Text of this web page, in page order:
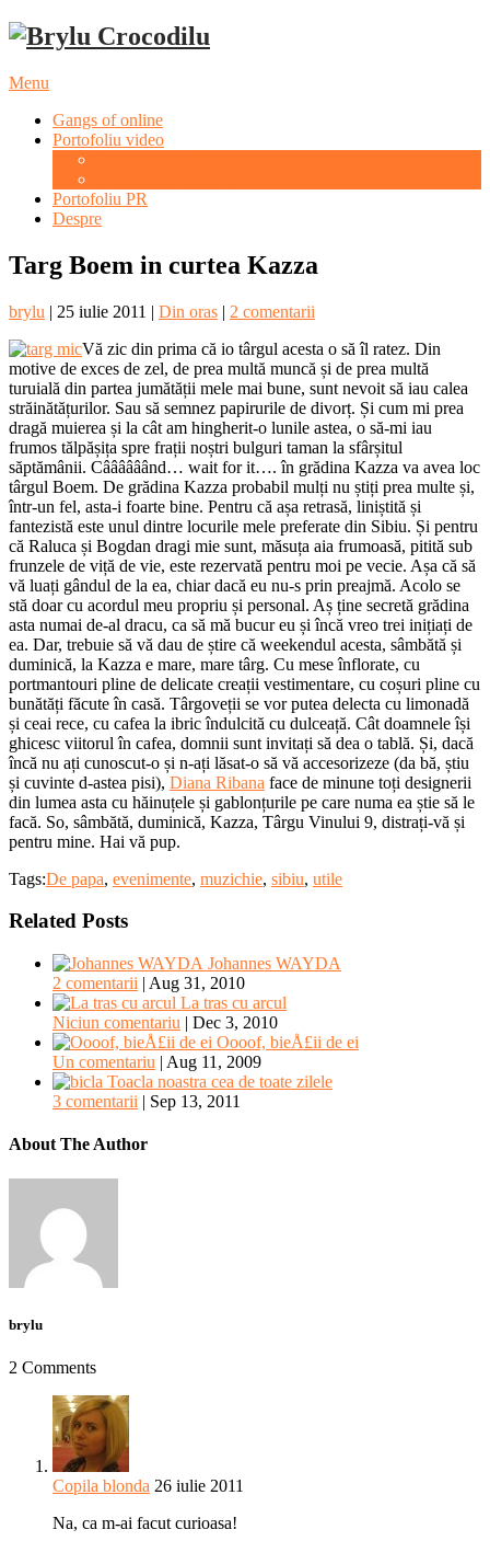
Menu
Gangs of online
Portofoliu video
Portofoliu PR
Despre
Targ Boem in curtea Kazza
brylu | 25 iulie 2011 | Din oras | 2 comentarii
Vă zic din prima că io târgul acesta o să îl ratez. Din
motive de exces de zel, de prea multă muncă și de prea multă
turuială din partea jumătății mele mai bune, sunt nevoit să iau calea
străinătățurilor. Sau să semnez papirurile de divorț. Și cum mi prea
dragă muierea și la cât am hingherit-o lunile astea, o să-mi iau
frumos tălpășița spre frații noștri bulguri taman la sfârșitul
săptămânii. Câââââând… wait for it…. în grădina Kazza va avea loc
târgul Boem. De grădina Kazza probabil mulți nu știți prea multe și,
într-un fel, asta-i foarte bine. Pentru că așa retrasă, liniștită și
fantezistă este unul dintre locurile mele preferate din Sibiu. Și pentru
că Raluca și Bogdan dragi mie sunt, măsuța aia frumoasă, pitită sub
frunzele de viță de vie, este rezervată pentru moi pe vecie. Așa că să
vă luați gândul de la ea, chiar dacă eu nu-s prin preajmă. Acolo se
stă doar cu acordul meu propriu și personal. Aș ține secretă grădina
asta numai de-al dracu, ca să mă bucur eu și încă vreo trei inițiați de
ea. Dar, trebuie să vă dau de știre că weekendul acesta, sâmbătă și
duminică, la Kazza e mare, mare târg. Cu mese înflorate, cu
portmantouri pline de delicate creații vestimentare, cu coșuri pline cu
bunătăți făcute în casă. Târgoveții se vor putea delecta cu limonadă
și ceai rece, cu cafea la ibric îndulcită cu dulceață. Cât doamnele își
ghicesc viitorul în cafea, domnii sunt invitați să dea o tablă. Și, dacă
încă nu ați cunoscut-o și n-ați lăsat-o să vă accesorizeze (da bă, știu
și cuvinte d-astea pisi), Diana Ribana face de minune toți designerii
din lumea asta cu hăinuțele și gablonțurile pe care numa ea știe să le
facă. So, sâmbătă, duminică, Kazza, Târgu Vinului 9, distrați-vă și
pentru mine. Hai vă pup.
Tags:De papa, evenimente, muzichie, sibiu, utile
Related Posts
Johannes WAYDA
2 comentarii | Aug 31, 2010
La tras cu arcul
Niciun comentariu | Dec 3, 2010
Oooof, bieÅ£ii de ei
Un comentariu | Aug 11, 2009
Toacla noastra cea de toate zilele
3 comentarii | Sep 13, 2011
About The Author
brylu
2 Comments
Copila blonda 26 iulie 2011
Na, ca m-ai facut curioasa!